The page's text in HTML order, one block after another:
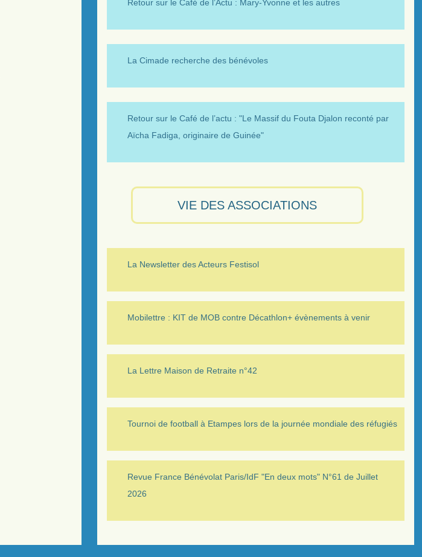
Retour sur le Café de l’Actu : Mary-Yvonne et les autres
La Cimade recherche des bénévoles
Retour sur le Café de l’actu : "Le Massif du Fouta Djalon reconté par
Aïcha Fadiga, originaire de Guinée"
VIE DES ASSOCIATIONS
La Newsletter des Acteurs Festisol
Mobilettre : KIT de MOB contre Décathlon+ évènements à venir
La Lettre Maison de Retraite n°42
Tournoi de football à Etampes lors de la journée mondiale des réfugiés
Revue France Bénévolat Paris/IdF "En deux mots" N°61 de Juillet
2026